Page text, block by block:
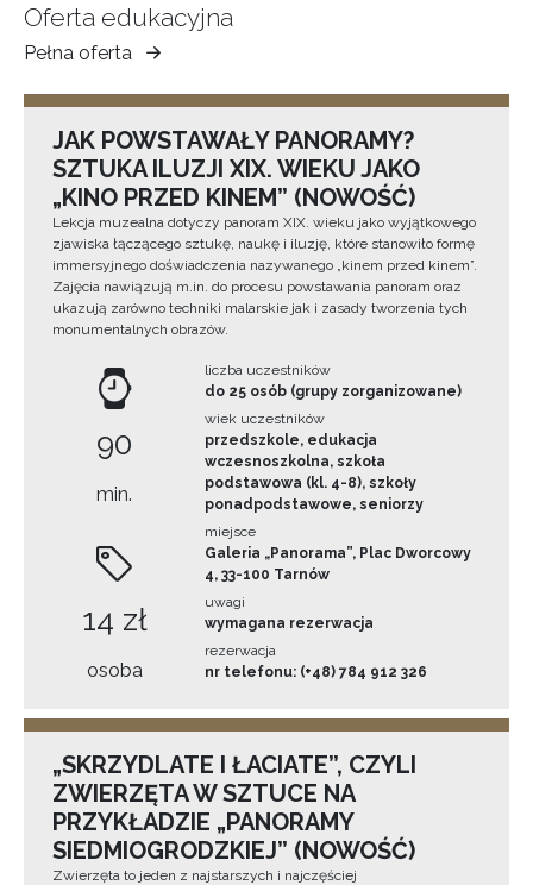
Oferta edukacyjna
Pełna oferta
Muzeum
Ziemi
JAK POWSTAWAŁY PANORAMY?
SZTUKA ILUZJI XIX. WIEKU JAKO
„KINO PRZED KINEM” (NOWOŚĆ)
Lekcja muzealna dotyczy panoram XIX. wieku jako wyjątkowego
zjawiska łączącego sztukę, naukę i iluzję, które stanowiło formę
immersyjnego doświadczenia nazywanego „kinem przed kinem”.
Zajęcia nawiązują m.in. do procesu powstawania panoram oraz
ukazują zarówno techniki malarskie jak i zasady tworzenia tych
monumentalnych obrazów.
90
min.
14 zł
osoba
liczba uczestników
do 25 osób (grupy zorganizowane)
wiek uczestników
przedszkole, edukacja
wczesnoszkolna, szkoła
podstawowa (kl. 4-8), szkoły
ponadpodstawowe, seniorzy
miejsce
Galeria „Panorama”, Plac Dworcowy
4, 33-100 Tarnów
uwagi
wymagana rezerwacja
rezerwacja
nr telefonu: (+48) 784 912 326
„SKRZYDLATE I ŁACIATE”, CZYLI
ZWIERZĘTA W SZTUCE NA
PRZYKŁADZIE „PANORAMY
SIEDMIOGRODZKIEJ” (NOWOŚĆ)
Zwierzęta to jeden z najstarszych i najczęściej